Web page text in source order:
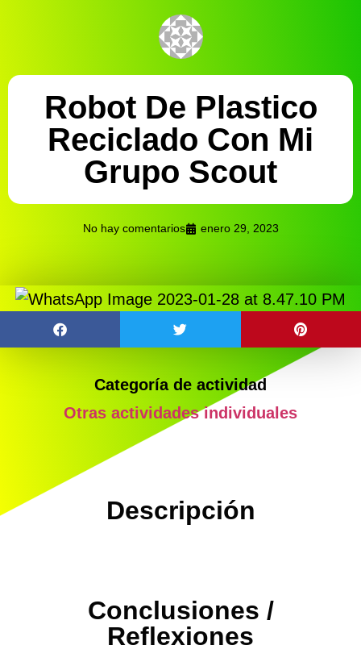
Robot De Plastico
Reciclado Con Mi
Grupo Scout
No hay comentarios enero 29, 2023
Categoría de actividad
Otras actividades individuales
Descripción
Conclusiones /
Reflexiones